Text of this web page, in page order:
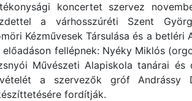
koncertet szervez
a várhosszúréti Szent
Kézművesek Társulása és a betléri
előadáson fellépnek: Nyéky Miklós
Művészeti Alapiskola tanárai és
a szervezők gróf Andrássy
fordítják.